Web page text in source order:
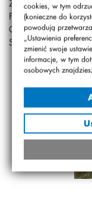
cookies, w tym
(konieczne do
powodują
„Ustawienia
zmienić swoje
informacje, w tym
osobowych
Zofia Sobańska,
Frączak i Maciej
Gratulacje dla